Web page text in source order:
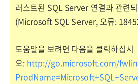
러스트된 SQL Server 연결과 관련
(Microsoft SQL Server, 오류:
도움말을 보려면 다음을 클릭하십시
오: http://go.microsoft.com/